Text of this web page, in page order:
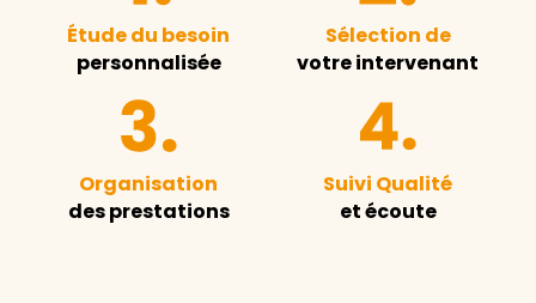
Étude du besoin
personnalisée
Sélection de
votre intervenant
Organisation
des prestations
Suivi Qualité
et écoute